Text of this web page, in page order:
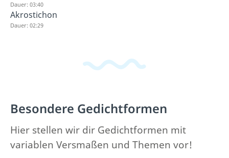
Dauer: 03:40
Akrostichon
Dauer: 02:29
Besondere Gedichtformen
Hier stellen wir dir Gedichtformen mit
variablen Versmaßen und Themen vor!